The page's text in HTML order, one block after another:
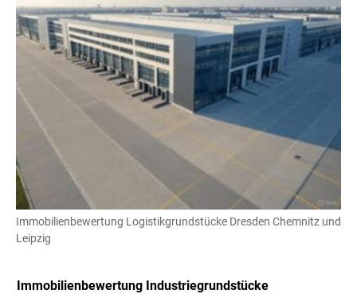
Immobilienbewertung Logistikgrundstücke Dresden Chemnitz und
Leipzig
Immobilienbewertung Industriegrundstücke